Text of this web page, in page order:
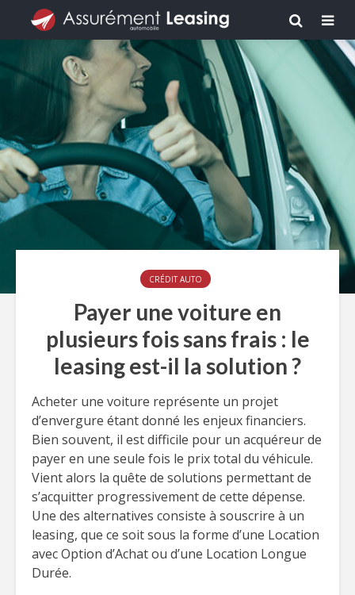
CRÉDIT AUTO
Payer une voiture en
plusieurs fois sans frais : le
leasing est-il la solution ?
Acheter une voiture représente un projet
d’envergure étant donné les enjeux financiers.
Bien souvent, il est difficile pour un acquéreur de
payer en une seule fois le prix total du véhicule.
Vient alors la quête de solutions permettant de
s’acquitter progressivement de cette dépense.
Une des alternatives consiste à souscrire à un
leasing, que ce soit sous la forme d’une Location
avec Option d’Achat ou d’une Location Longue
Durée.